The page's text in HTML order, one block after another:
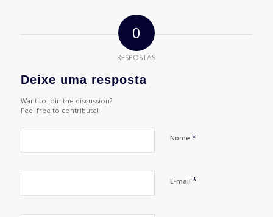
0
RESPOSTAS
Deixe uma resposta
Want to join the discussion?
Feel free to contribute!
Nome *
E-mail *